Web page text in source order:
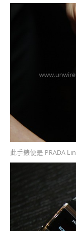
此手錶便是 PRADA